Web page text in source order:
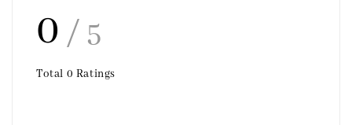
0 / 5
Total 0 Ratings